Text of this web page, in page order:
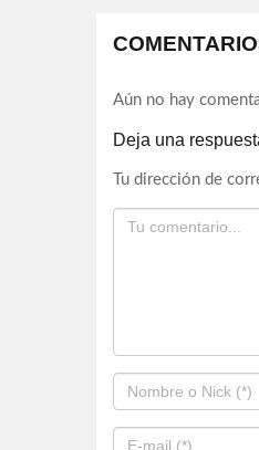
Aún no hay
Deja una
Tu dirección de